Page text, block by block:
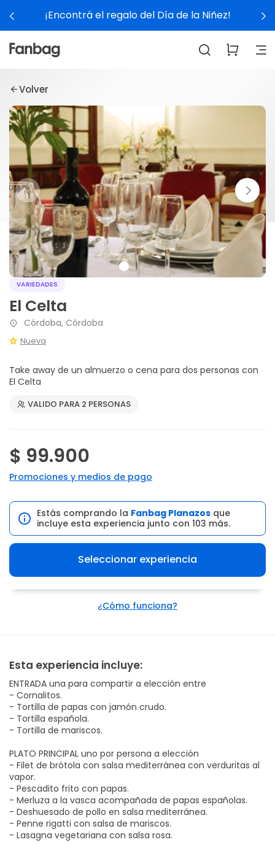
¡Encontrá el regalo del Día de la Niñez!
Volver
VARIEDADES
El Celta
Córdoba, Córdoba
Nueva
Take away de un almuerzo o cena para dos personas con
El Celta
VALIDO PARA 2 PERSONAS
$ 99.900
Promociones y medios de pago
Estás comprando la Fanbag Planazos que
incluye esta experiencia junto con 103 más.
Seleccionar experiencia
¿Cómo funciona?
Esta experiencia incluye:
ENTRADA una para compartir a elección entre
- Cornalitos.
- Tortilla de papas con jamón crudo.
- Tortilla española.
- Tortilla de mariscos.
PLATO PRINCIPAL uno por persona a elección
- Filet de brótola con salsa mediterránea con verduritas al
vapor.
- Pescadito frito con papas.
- Merluza a la vasca acompañada de papas españolas.
- Deshuesado de pollo en salsa mediterránea.
- Penne rigatti con salsa de mariscos.
- Lasagna vegetariana con salsa rosa.